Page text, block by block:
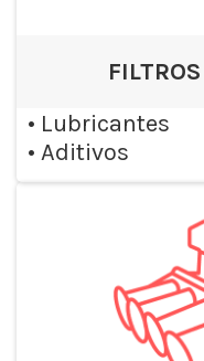
• Lubricantes
• Aditivos